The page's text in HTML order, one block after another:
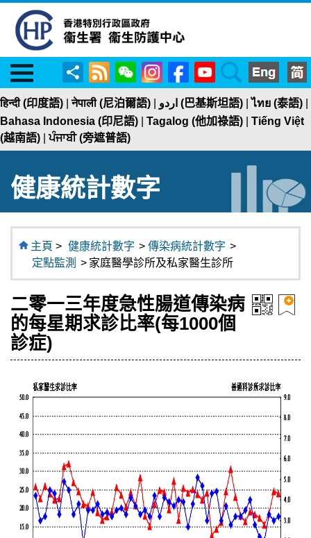
Menu
分
享
RSS WeChatInstagramFacebookYouTubeSearch
हिन्दी (印度語) |नेपाली (尼泊爾語) اردو (巴基斯坦語) |ไทย (泰語)
Bahasa Indonesia (印尼語)
Tagalog (他加祿語)
Tiếng Việt
(越南語) |ਪੰਜਾਬੀ (旁遮普語)
健康統計數字
主頁 > 健康統計數字 > 傳染病統計數字 >
定點監測 > 家庭醫學診所及私家醫生診所
二零一三年度急性腸道傳染病
的每星期求診比率(每1000個
診症)